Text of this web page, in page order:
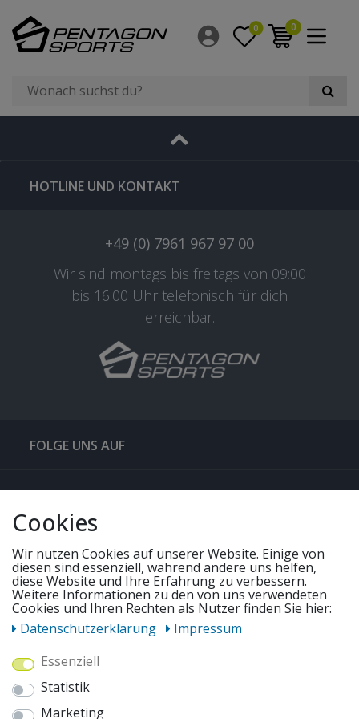
0 0
HOTLINE UND KONTAKT
+49 (0) 7961 967 97 00
Wir sind montags bis freitags von 09:00
bis 16:00 Uhr telefonisch für dich
erreichbar.
FOLGE UNS AUF
QUICKLINKS & TIPPS
UNSERE ANGEBOTE
WIR VERSENDEN MIT
Cookies
Wir nutzen Cookies auf unserer Website. Einige von
diesen sind essenziell, während andere uns helfen,
diese Website und Ihre Erfahrung zu verbessern.
Weitere Informationen zu den von uns verwendeten
Cookies und Ihren Rechten als Nutzer finden Sie hier:
Daten­schutz­erklärung
Impressum
Essenziell
Statistik
Marketing